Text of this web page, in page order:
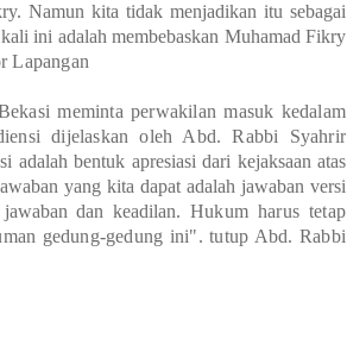
Namun kita tidak menjadikan itu sebagai
ini adalah membebaskan Muhamad Fikry
Lapangan
meminta perwakilan masuk kedalam
dijelaskan oleh Abd. Rabbi Syahrir
bentuk apresiasi dari kejaksaan atas
yang kita dapat adalah jawaban versi
dan keadilan. Hukum harus tetap
gedung-gedung ini". tutup Abd. Rabbi